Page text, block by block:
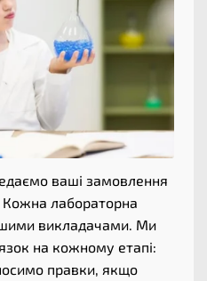
ваші замовлення
лабораторна
викладачами. Ми
на кожному етапі:
правки, якщо